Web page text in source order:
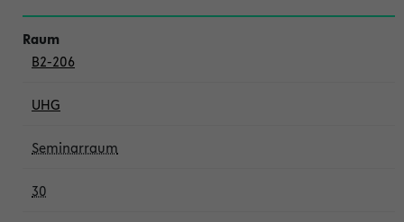
B2-206
UHG
Seminarraum
30